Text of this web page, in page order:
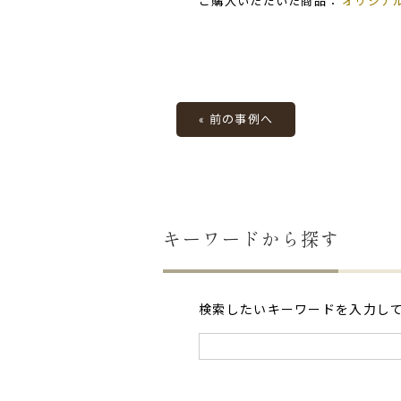
« 前の事例へ
キーワードから探す
検索したいキーワードを入力し